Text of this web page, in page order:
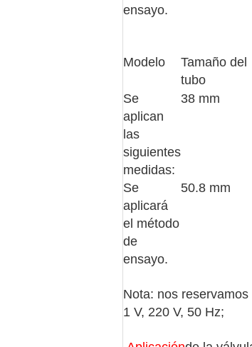
ensayo.
Modelo
Tamaño del
tubo
Se
aplican
las
siguientes
medidas:
38 mm
Se
aplicará
el método
de
ensayo.
50.8 mm
Nota: nos
1 V, 220 V, 50 Hz;